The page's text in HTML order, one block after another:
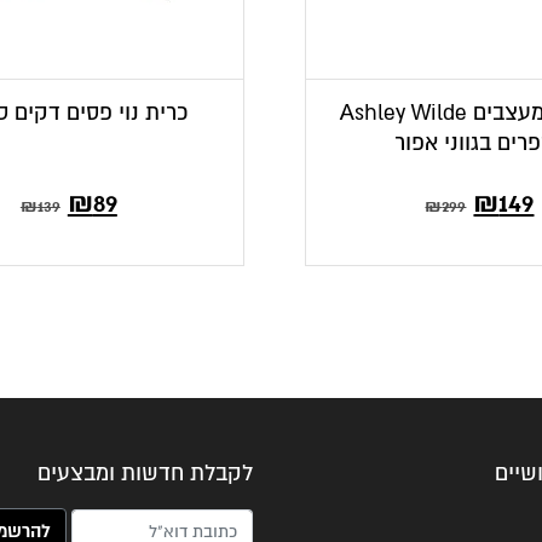
כרית נוי מעצבים Ashley Wilde
בגווני אפור
₪299 ₪149
כרית נוי פסים דקים
₪139 ₪89
לקבלת חדשות ומבצעים
האימייל שלך (חובה)